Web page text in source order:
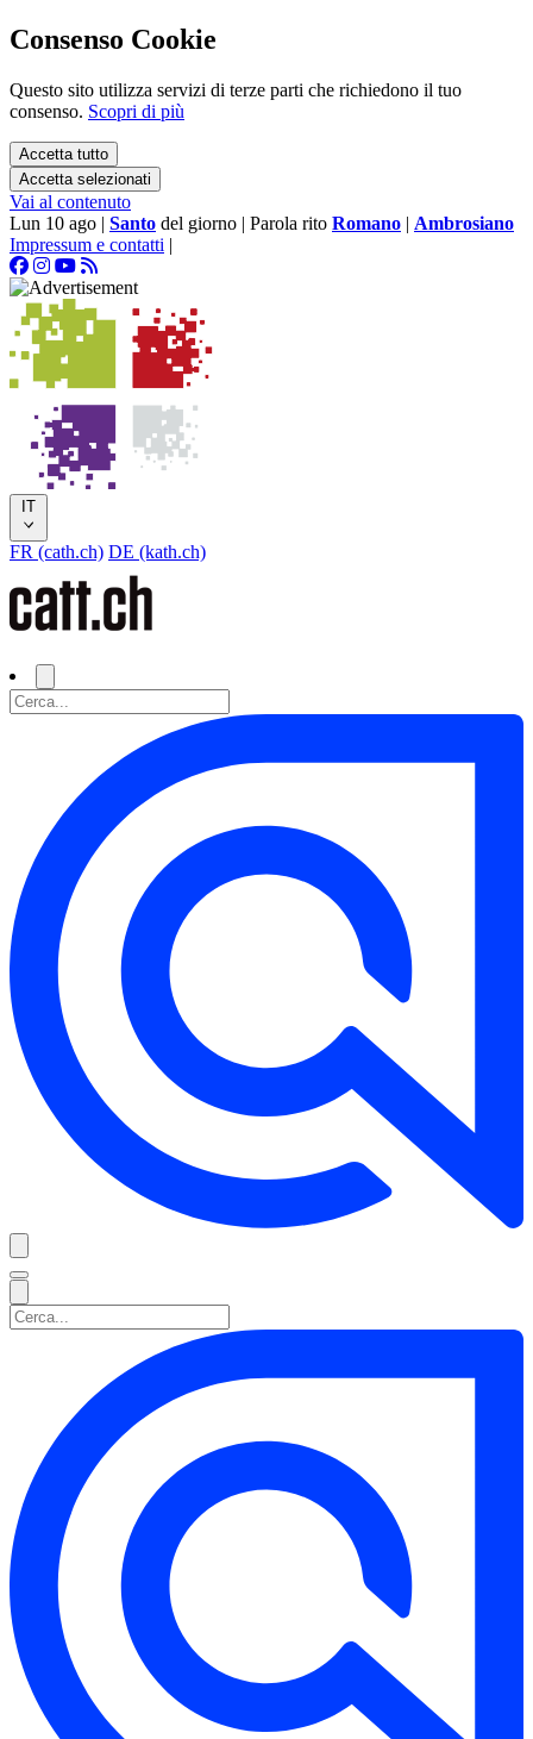
Consenso Cookie
Questo sito utilizza servizi di terze parti che richiedono il tuo
consenso. Scopri di più
Accetta tutto
Accetta selezionati
Vai al contenuto
Lun 10 ago | Santo del giorno | Parola rito Romano | Ambrosiano
Impressum e contatti |
IT
FR (cath.ch) DE (kath.ch)